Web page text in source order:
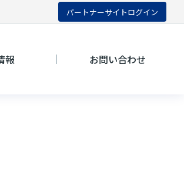
パートナーサイトログイン
報 お問い合わせ